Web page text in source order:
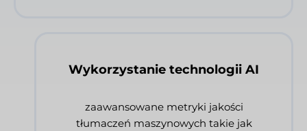
Wykorzystanie technologii AI
zaawansowane metryki jakości
tłumaczeń maszynowych takie jak